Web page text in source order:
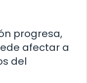
progresa,
afectar a
del